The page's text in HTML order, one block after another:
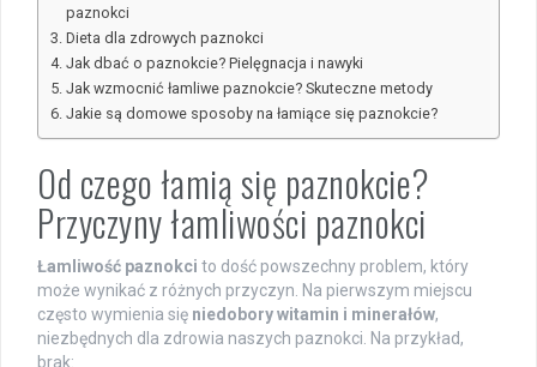
paznokci
Dieta dla zdrowych paznokci
Jak dbać o paznokcie? Pielęgnacja i nawyki
Jak wzmocnić łamliwe paznokcie? Skuteczne metody
Jakie są domowe sposoby na łamiące się paznokcie?
Od czego łamią się paznokcie?
Przyczyny łamliwości paznokci
Łamliwość paznokci to dość powszechny problem, który
może wynikać z różnych przyczyn. Na pierwszym miejscu
często wymienia się niedobory witamin i minerałów,
niezbędnych dla zdrowia naszych paznokci. Na przykład,
brak: